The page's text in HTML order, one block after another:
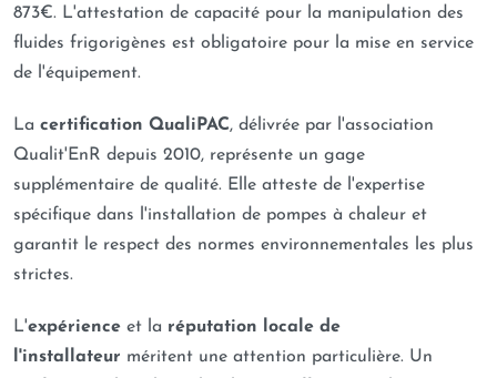
873€. L'attestation de capacité pour la manipulation des
fluides frigorigènes est obligatoire pour la mise en service
de l'équipement.
La certification QualiPAC, délivrée par l'association
Qualit'EnR depuis 2010, représente un gage
supplémentaire de qualité. Elle atteste de l'expertise
spécifique dans l'installation de pompes à chaleur et
garantit le respect des normes environnementales les plus
strictes.
L'expérience et la réputation locale de
l'installateur méritent une attention particulière. Un